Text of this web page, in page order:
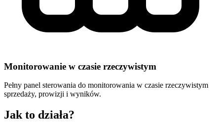
Monitorowanie w czasie rzeczywistym
Pełny panel sterowania do monitorowania w czasie rzeczywistym
sprzedaży, prowizji i wyników.
Jak to działa?